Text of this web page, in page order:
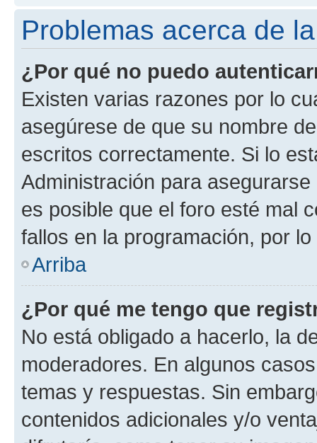
Problemas acerca de
¿Por qué no puedo
Existen varias razones por lo
asegúrese de que su nombre
escritos correctamente. Si lo
Administración para
es posible que el foro esté mal
fallos en la programación, por
Arriba
¿Por qué me tengo que
No está obligado a hacerlo, la
moderadores. En algunos
temas y respuestas. Sin
contenidos adicionales y/o